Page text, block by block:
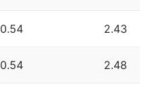
0.54 2.43
0.54 2.48